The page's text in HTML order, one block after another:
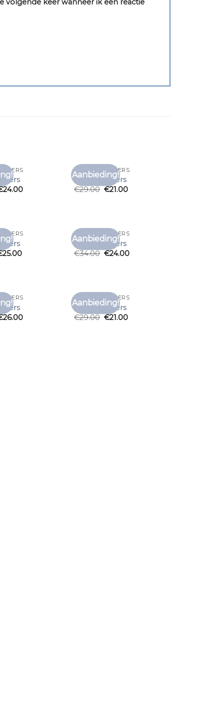
volgende keer wanneer ik een reactie
24.00
Aanbieding!
T SHIRT SNICKERS
t shirt snickers
€29.00 €21.00
25.00
Aanbieding!
T SHIRT SNICKERS
t shirt snickers
€34.00 €24.00
26.00
Aanbieding!
T SHIRT SNICKERS
t shirt snickers
€29.00 €21.00